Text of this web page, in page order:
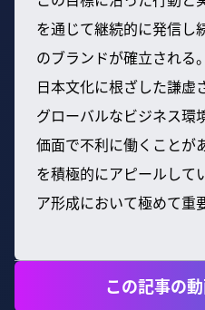
を通じて継続的に発信し
のブランドが確立される。
日本文化に根ざした謙虚
グローバルなビジネス環
価面で不利に働くことが
を積極的にアピールして
ア形成において極めて重
この記事の